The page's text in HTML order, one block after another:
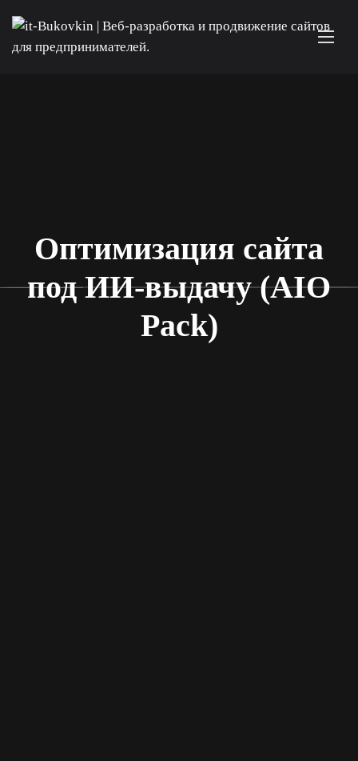
Оптимизация сайта
под ИИ-выдачу (AIO
Pack)